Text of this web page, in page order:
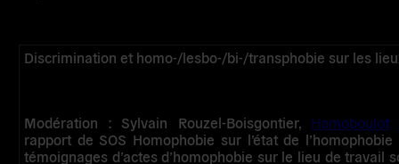
Discrimination et homo-/lesbo-/bi-/transphobie sur les
Modération : Sylvain Rouzel-Boisgontier, Homoboulot
rapport de SOS Homophobie sur l’état de
témoignages d’actes d’homophobie sur le lieu de travail